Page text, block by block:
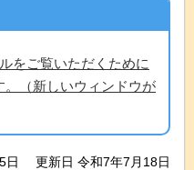
をご覧いただくために
。（新しいウィンドウが
日 更新日 令和7年7月18日